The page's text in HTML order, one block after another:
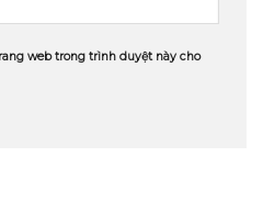
web trong trình duyệt này cho